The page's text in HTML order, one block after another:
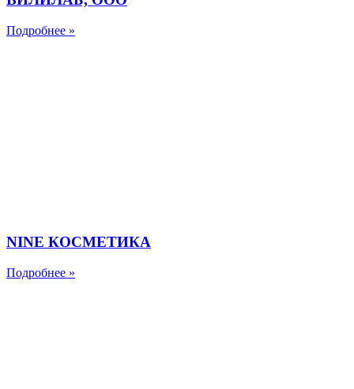
Подробнее »
NINE КОСМЕТИКА
Подробнее »